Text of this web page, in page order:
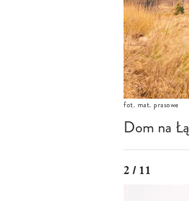
fot. mat. prasowe
Dom na
2 / 11